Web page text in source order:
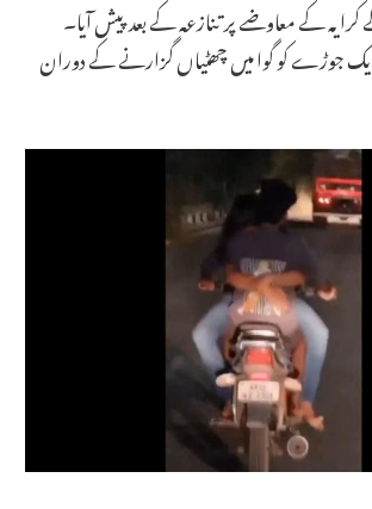
کرایہ کے معاوضے پر تنازعہ کے بعد پیش آیا۔
ایک جوڑے کو گوا میں چھٹیاں گزارنے کے دوران